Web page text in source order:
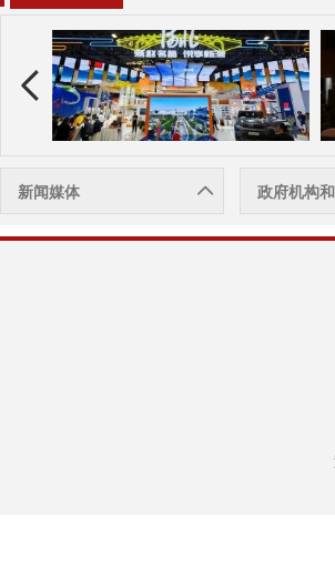
新闻媒体 政府机构